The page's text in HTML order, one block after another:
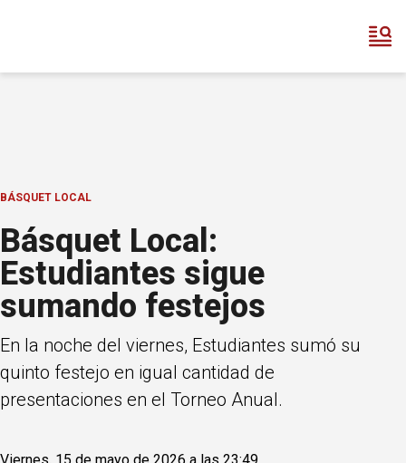
BÁSQUET LOCAL
Básquet Local:
Estudiantes sigue
sumando festejos
En la noche del viernes, Estudiantes sumó su
quinto festejo en igual cantidad de
presentaciones en el Torneo Anual.